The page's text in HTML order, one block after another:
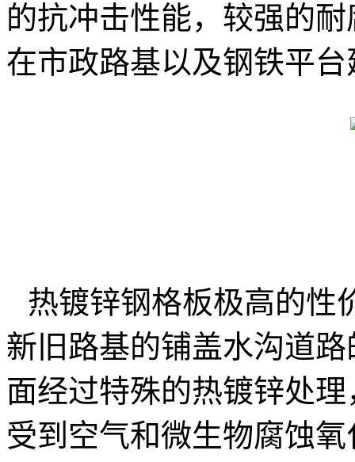
的抗冲击性能，较强的
在市政路基以及钢铁平
热镀锌钢格板极高的性
新旧路基的铺盖水沟道
面经过特殊的热镀锌处
受到空气和微生物腐蚀